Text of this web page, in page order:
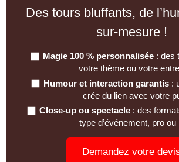
Des tours bluffants, de
sur-mesure !
Magie 100 % personnalisée: des
votre thème ou votre
Humour et interaction garantis:
crée du lien avec votre
Close-up ou spectacle : des
type d’événement, pro ou
Demandez votre